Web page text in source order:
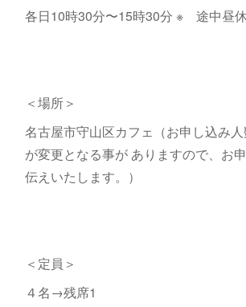
各日10時30分〜15時30分 ※ 途中昼
＜場所＞
名古屋市守山区カフェ（お申し込み
が変更となる事が ありますので、お
伝えいたします。）
＜定員＞
４名→残席1